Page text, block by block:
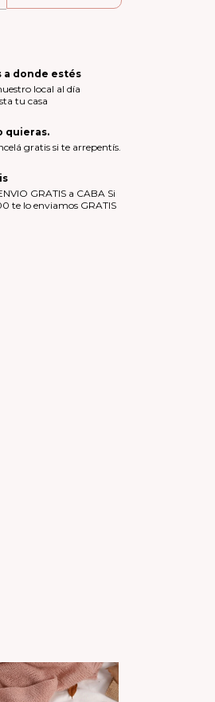
a donde estés
local al día
tu casa
quieras.
gratis si te arrepentís.
GRATIS a CABA Si
te lo enviamos GRATIS